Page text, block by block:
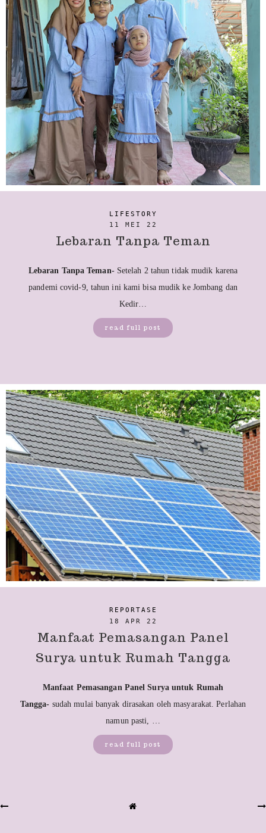
LIFESTORY
11 MEI 22
Lebaran Tanpa Teman
Lebaran Tanpa Teman- Setelah 2 tahun tidak mudik karena
pandemi covid-9, tahun ini kami bisa mudik ke Jombang dan
Kedir…
read full post
REPORTASE
18 APR 22
Manfaat Pemasangan Panel
Surya untuk Rumah Tangga
Manfaat Pemasangan Panel Surya untuk Rumah
Tangga- sudah mulai banyak dirasakan oleh masyarakat. Perlahan
namun pasti, …
read full post